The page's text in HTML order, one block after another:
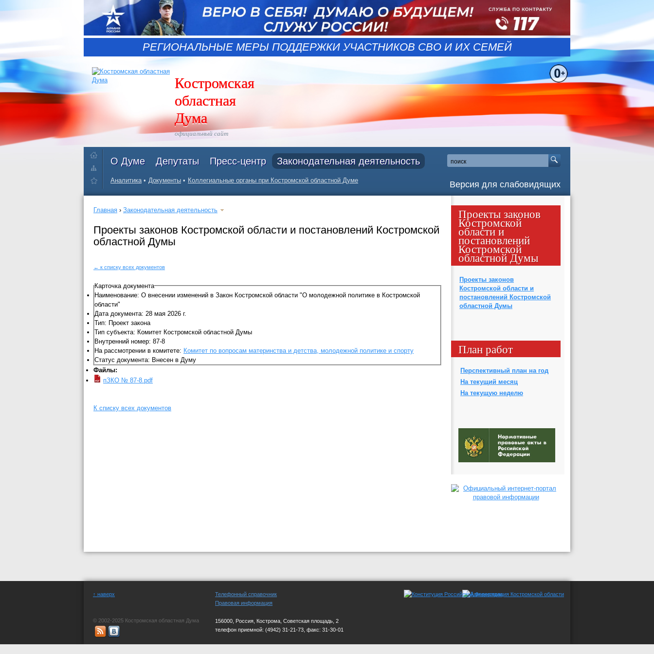
РЕГИОНАЛЬНЫЕ МЕРЫ ПОДДЕРЖКИ УЧАСТНИКОВ СВО И ИХ СЕМЕЙ
Костромская
областная
Дума
официальный сайт
Версия для слабовидящих
О Думе Депутаты Пресс-центр Законодательная деятельность
Аналитика Документы Коллегиальные органы при Костромской областной Думе
Главная › Законодательная деятельность
Проекты законов Костромской области и постановлений Костромской
областной Думы
← к списку всех документов
Карточка документа
Наименование: О внесении изменений в Закон Костромской области "О молодежной политике в Костромской
области"
Дата документа: 28 мая 2026 г.
Тип: Проект закона
Тип субъекта: Комитет Костромской областной Думы
Внутренний номер: 87-8
На рассмотрении в комитете: Комитет по вопросам материнства и детства, молодежной политике и спорту
Статус документа: Внесен в Думу
Файлы:
пЗКО № 87-8.pdf
К списку всех документов
Проекты законов
Костромской
области и
постановлений
Костромской
областной Думы
Проекты законов
Костромской области и
постановлений Костромской
областной Думы
План работ
Перспективный план на год
На текущий месяц
На текущую неделю
↑ наверх
© 2002-2025 Костромская областная Дума
Телефонный справочник
Правовая информация
156000, Россия, Кострома, Советская площадь, 2
телефон приемной: (4942) 31-21-73, факс: 31-30-01